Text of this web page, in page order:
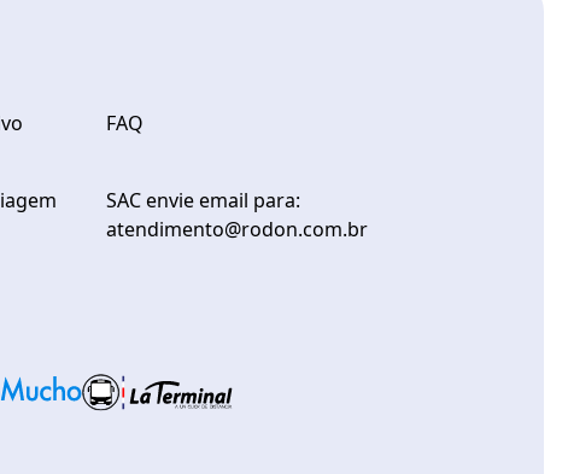
FAQ
SAC envie email para:
atendimento@rodon.com.br